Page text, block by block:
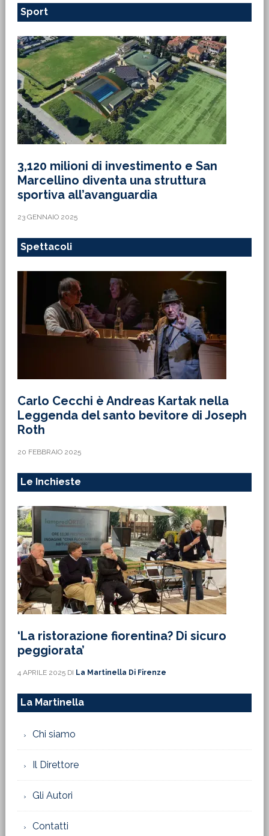
Sport
3,120 milioni di investimento e San
Marcellino diventa una struttura
sportiva all’avanguardia
23 GENNAIO 2025
Spettacoli
Carlo Cecchi è Andreas Kartak nella
Leggenda del santo bevitore di Joseph
Roth
20 FEBBRAIO 2025
Le Inchieste
‘La ristorazione fiorentina? Di sicuro
peggiorata’
4 APRILE 2025DI La Martinella Di Firenze
La Martinella
Chi siamo
Il Direttore
Gli Autori
Contatti